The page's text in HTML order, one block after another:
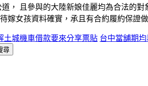
， 且參與的大陸新娘佳麗均為合法的對
待嫁女孩資料確實，承且有合約履約保證
土城機車借款要來分享票貼 台中當舖期